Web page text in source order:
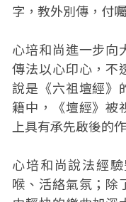
字，教外別傳，付
心培和尚進一步向
傳法以心印心，不
說是《六祖壇經》
籍中，《壇經》被
上具有承先啟後的
心培和尚說法經
喉、活絡氣氛；除